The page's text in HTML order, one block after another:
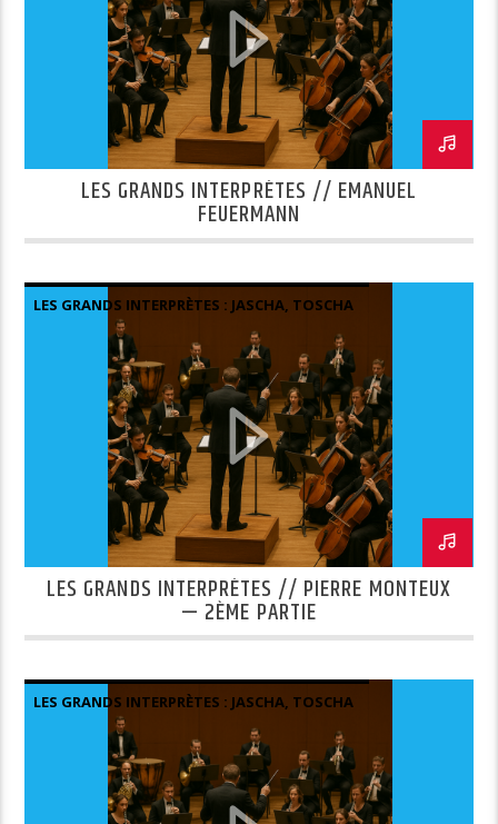
LES GRANDS INTERPRÈTES // EMANUEL
FEUERMANN
LES GRANDS INTERPRÈTES : JASCHA, TOSCHA
MISHA ET QUELQUES AUTRES.
LES GRANDS INTERPRÈTES // PIERRE MONTEUX
— 2ÈME PARTIE
LES GRANDS INTERPRÈTES : JASCHA, TOSCHA
MISHA ET QUELQUES AUTRES.